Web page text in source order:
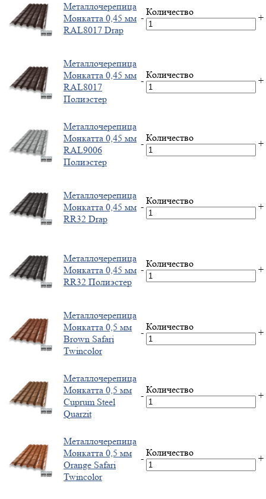
Металлочерепица
Монкатта 0,45 мм
RAL8017 Drap
-
Количество
+
Металлочерепица
Монкатта 0,45 мм
RAL8017
Полиэстер
-
Количество
+
Металлочерепица
Монкатта 0,45 мм
RAL9006
Полиэстер
-
Количество
+
Металлочерепица
Монкатта 0,45 мм
RR32 Drap
-
Количество
+
Металлочерепица
Монкатта 0,45 мм
RR32 Полиэстер
-
Количество
+
Металлочерепица
Монкатта 0,5 мм
Brown Safari
Twincolor
-
Количество
+
Металлочерепица
Монкатта 0,5 мм
Cuprum Steel
Quarzit
-
Количество
+
Металлочерепица
Монкатта 0,5 мм
Orange Safari
Twincolor
-
Количество
+